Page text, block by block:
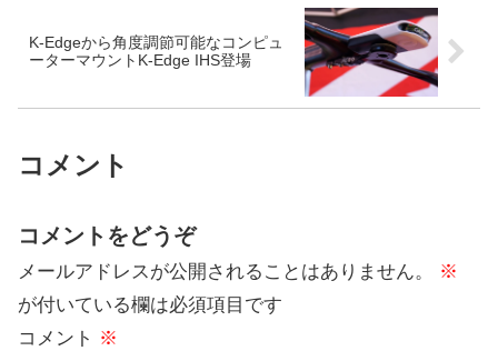
K-Edgeから角度調節可能なコンピュ
ーターマウントK-Edge IHS登場
コメント
コメントをどうぞ
メールアドレスが公開されることはありません。
※
が付いている欄は必須項目です
コメント ※